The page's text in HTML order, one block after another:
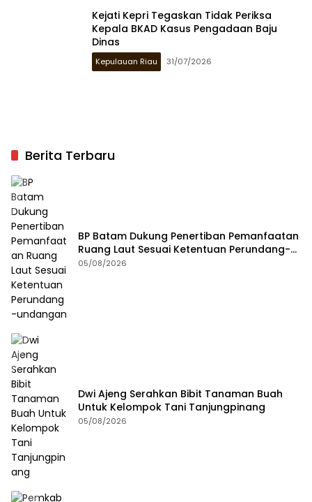
Kejati Kepri Tegaskan Tidak Periksa
Kepala BKAD Kasus Pengadaan Baju
Dinas
Kepulauan Riau 31/07/2026
Berita Terbaru
BP Batam Dukung Penertiban Pemanfaatan
Ruang Laut Sesuai Ketentuan Perundang-
undangan
05/08/2026
Dwi Ajeng Serahkan Bibit Tanaman Buah
Untuk Kelompok Tani Tanjungpinang
05/08/2026